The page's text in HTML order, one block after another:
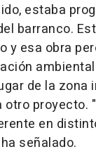
estaba
barranco.
y esa obra
de la zona
proyecto.
en
señalado.